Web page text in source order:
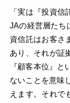
「実は『投資信
JAの経営層たち
資信託はお客さ
あり、それが証
『顧客本位』
ないことを意味
えます。それで